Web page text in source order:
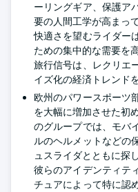
ーリングギア、保護ア
要の人間工学が高まっ
快適さを望むライダー
ための集中的な需要を
旅行信号は、レクリエ
イズ化の経済トレンド
欧州のパワースポーツ
を大幅に増加させた初
のグループでは、モバ
ルのヘルメットなどの
ュスライダとともに探
彼らのアイデンティテ
チュアによって特に認